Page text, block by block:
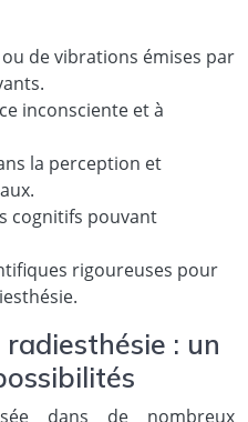
de vibrations émises par
inconsciente et à
la perception et
cognitifs pouvant
rigoureuses pour
: un
dans de nombreux